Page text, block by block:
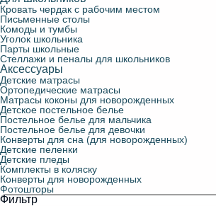
Кровать чердак с рабочим местом
Письменные столы
Комоды и тумбы
Уголок школьника
Парты школьные
Стеллажи и пеналы для школьников
Аксессуары
Детские матрасы
Ортопедические матрасы
Матрасы коконы для новорожденных
Детское постельное белье
Постельное белье для мальчика
Постельное белье для девочки
Конверты для сна (для новорожденных)
Детские пеленки
Детские пледы
Комплекты в коляску
Конверты для новорожденных
Фотошторы
Фильтр